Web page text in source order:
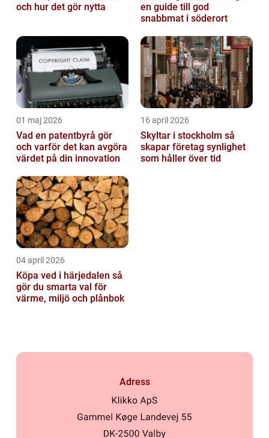
och hur det gör nytta
en guide till god
snabbmat i söderort
01 maj 2026
Vad en patentbyrå gör
och varför det kan avgöra
värdet på din innovation
16 april 2026
Skyltar i stockholm så
skapar företag synlighet
som håller över tid
04 april 2026
Köpa ved i härjedalen så
gör du smarta val för
värme, miljö och plånbok
Adress